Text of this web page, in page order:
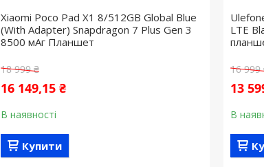
Xiaomi Poco Pad X1 8/512GB Global Blue
(With Adapter) Snapdragon 7 Plus Gen 3
8500 мАг Планшет
18 999 ₴
16 149,15 ₴
В наявності
Купити
LTE
16 999
13
В